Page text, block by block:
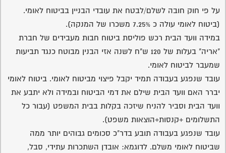
על פי חוק חובה לשלם/לבטח את עובדי הבניין בביטוח לאומי.
(ביטוח לאומי עולה כ 7.25% משכרו של המנקה).
במידה וועד הבית רכש פוליסת ביטוח חבות מעבידים של חברת
"אריה" בעלות של 120 ש"ח לשנה אזי הבנין מבוטח כנגד תביעות
שמעבר לביטוח לאומי.
עובד שנפגע בעבודה תמיד יקבל פיצוי מביטוח לאומי. ביטוח לאומי
יברר האם וועד הבית שילם את דמי הביטוח ובמידה ולא יתבע את
וועד הבית וסביר להניח שיזכה בקלות בבית המשפט (עבור כל
התשלומים +קנסות+הוצאות משפט).
עובד שנפגע בעבודה תובע בדר"כ סכומים גבוהים יותר ממה
שביטוח לאומי משלם. לדוגמא: אובדן השתכרות עתידי, סבל,